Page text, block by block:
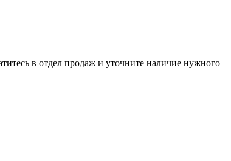
в отдел продаж и уточните наличие нужного